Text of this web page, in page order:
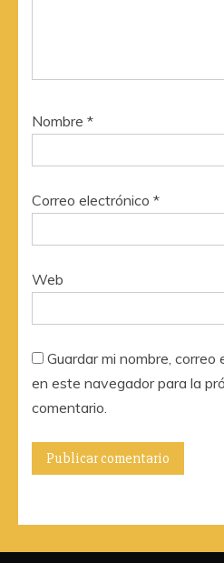
Nombre *
Correo electrónico *
Web
Guardar mi nombre,
en este navegador para la
comentario.